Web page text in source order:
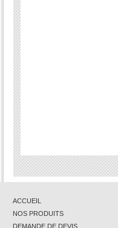
ACCUEIL
NOS PRODUITS
DEMANDE DE DEVIS